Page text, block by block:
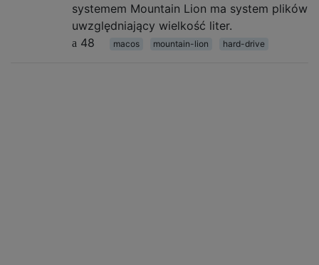
systemem Mountain Lion ma system plików
uwzględniający wielkość liter.
48
macos mountain-lion hard-drive